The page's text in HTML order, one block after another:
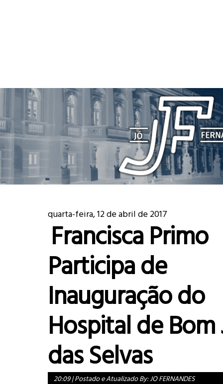
quarta-feira, 12 de abril de 2017
Francisca Primo
Participa de
Inauguração do
Hospital de Bom
das Selvas
20:09|Postado e Atualizado By:JO FERNANDES